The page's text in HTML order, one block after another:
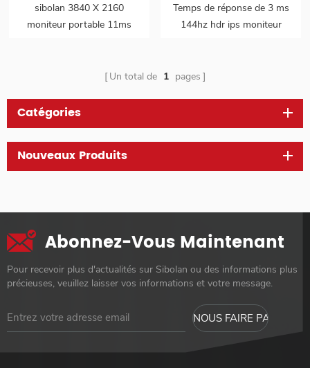
sibolan 3840 X 2160
moniteur portable 11ms
Temps de réponse de 3 ms
144hz hdr ips moniteur
Un total de 1 pages
Catégories
Nouveaux Produits
Abonnez-Vous Maintenant
Pour recevoir plus d'actualités sur Sibolan ou des informations plus
précieuses, veuillez laisser vos informations et votre message.